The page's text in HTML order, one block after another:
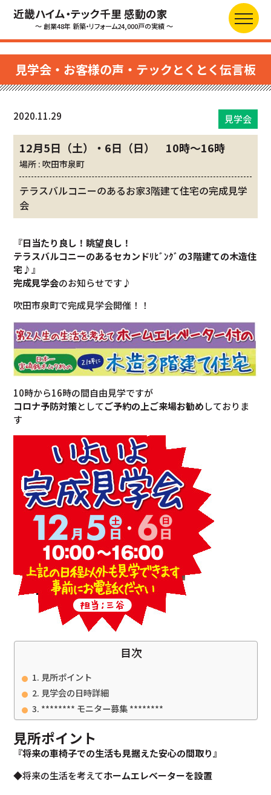
近畿ハイム・テック千里 感動の家
～ 創業48年 新築・リフォーム24,000戸の実績 ～
見学会・お客様の声・テックとくとく伝言板
2020.11.29 見学会
12月5日（土）・6日（日） 10時～16時
場所 : 吹田市泉町
テラスバルコニーのあるお家3階建て住宅の完成見学
会
『日当たり良し！眺望良し！
テラスバルコニーのあるセカンドﾘﾋﾞﾝｸﾞの3階建ての木造住
宅♪ 』
完成見学会のお知らせです♪
吹田市泉町で完成見学会開催！！
10時から16時の間自由見学ですが
コロナ予防対策としてご予約の上ご来場お勧めしておりま
す
目次
見所ポイント
見学会の日時詳細
******** モニター募集 ********
見所ポイント
『将来の車椅子での生活も見据えた安心の間取り』
◆将来の生活を考えてホームエレベーターを設置